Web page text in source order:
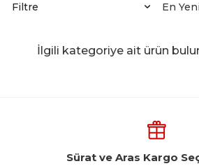
Filtre
İlgili kategoriye ait ürün
Sürat ve Aras Kargo